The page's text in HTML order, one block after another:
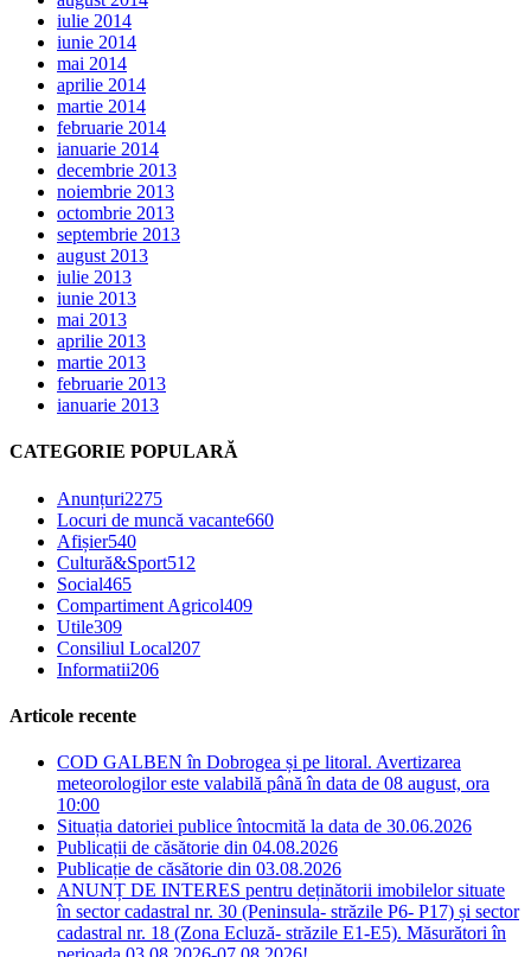
iulie 2014
iunie 2014
mai 2014
aprilie 2014
martie 2014
februarie 2014
ianuarie 2014
decembrie 2013
noiembrie 2013
octombrie 2013
septembrie 2013
august 2013
iulie 2013
iunie 2013
mai 2013
aprilie 2013
martie 2013
februarie 2013
ianuarie 2013
CATEGORIE POPULARĂ
Anunțuri2275
Locuri de muncă vacante660
Afișier540
Cultură&Sport512
Social465
Compartiment Agricol409
Utile309
Consiliul Local207
Informatii206
Articole recente
COD GALBEN în Dobrogea și pe litoral. Avertizarea
meteorologilor este valabilă până în data de 08 august, ora
10:00
Situația datoriei publice întocmită la data de 30.06.2026
Publicații de căsătorie din 04.08.2026
Publicație de căsătorie din 03.08.2026
ANUNȚ DE INTERES pentru deținătorii imobilelor situate
în sector cadastral nr. 30 (Peninsula- străzile P6- P17) și sector
cadastral nr. 18 (Zona Ecluză- străzile E1-E5). Măsurători în